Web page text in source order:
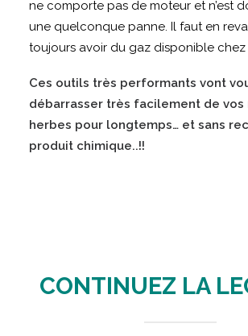
ne comporte pas de moteur et n’est
une quelconque panne. Il faut en
toujours avoir du gaz disponible chez
Ces outils très performants vont
débarrasser très facilement de vos
herbes pour longtemps… et sans
produit chimique..!!
CONTINUEZ LA